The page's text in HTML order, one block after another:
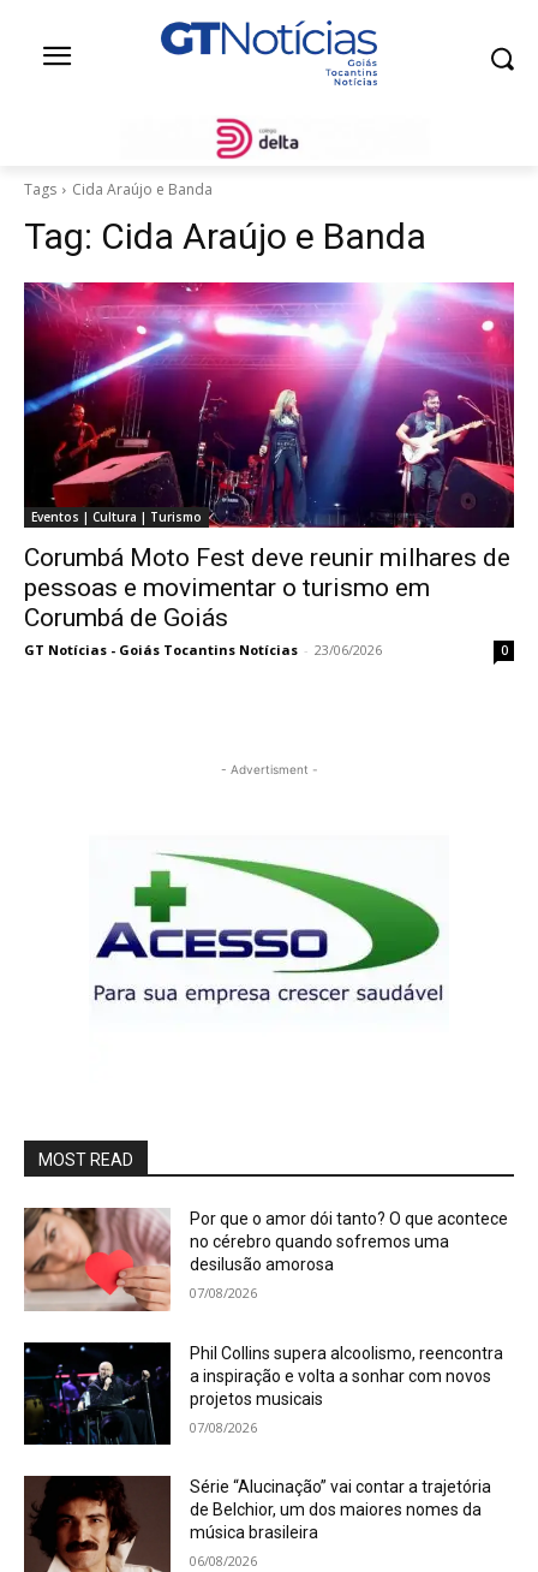
Tags Cida Araújo e Banda
Tag: Cida Araújo e Banda
Eventos | Cultura | Turismo
Corumbá Moto Fest deve reunir milhares de
pessoas e movimentar o turismo em
Corumbá de Goiás
GT Notícias - Goiás Tocantins Notícias - 23/06/2026 0
- Advertisment -
MOST READ
Por que o amor dói tanto? O que acontece
no cérebro quando sofremos uma
desilusão amorosa
07/08/2026
Phil Collins supera alcoolismo, reencontra
a inspiração e volta a sonhar com novos
projetos musicais
07/08/2026
Série “Alucinação” vai contar a trajetória
de Belchior, um dos maiores nomes da
música brasileira
06/08/2026